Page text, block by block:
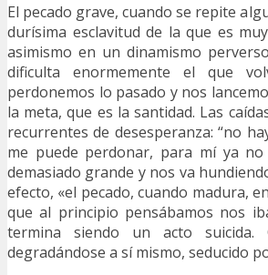
El pecado grave, cuando se repite
durísima esclavitud de la que es
asimismo en un dinamismo
dificulta enormemente el que
perdonemos lo pasado y nos
la meta, que es la santidad. Las
recurrentes de desesperanza: “no
me puede perdonar, para mí ya no
demasiado grande y nos va
efecto, «el pecado, cuando madura,
que al principio pensábamos nos
termina siendo un acto suicida.
degradándose a sí mismo, seducido